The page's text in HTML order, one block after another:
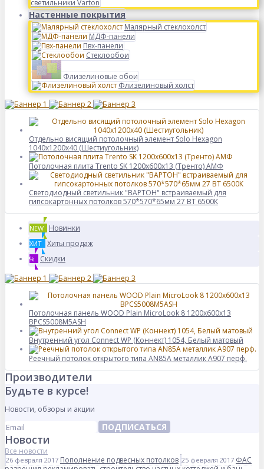
светильники Varton
Настенные покрытия
Малярный стеклохолст
МДФ-панели
Пвх-панели
Стеклообои
Флизелиновые обои
Флизелиновый холст
Отдельно висящий потолочный элемент Solo Hexagon
1040x1200x40 (Шестиугольник)
Потолочная плита Trento SK 1200x600x13 (Тренто) АМФ
Светодиодный светильник "ВАРТОН" встраиваемый для
гипсокартонных потолков 570*570*65мм 27 ВТ 6500К
NEW Новинки
ХИТ Хиты продаж
% Скидки
Потолочная панель WOOD Plain MicroLook 8 1200x600x13
BPCS5008M5ASH
Внутренний угол Connect WP (Коннект) 1054, Белый матовый
Реечный потолок открытого типа AN85A металлик А907 перф.
Производители
Будьте в курсе!
Новости, обзоры и акции
ПОДПИСАТЬСЯ
Новости
Все новости
26 февраля 2017 Пополнение подвесных потолков 25 февраля 2017 ФАС